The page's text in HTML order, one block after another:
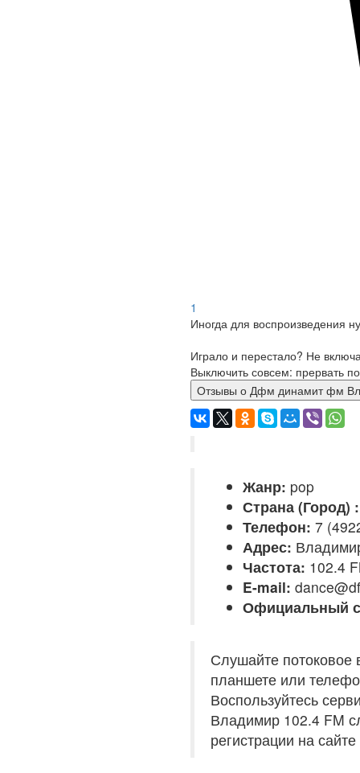
1
Иногда для воспроизведения
Играло и перестало? Не
Выключить совсем: прервать
Отзывы о Дфм динамит
Жанр: pop
Страна (Город) :
Телефон: 7
Адрес:
Частота: 102.4
E-mail:
Официальный
Слушайте
планшете или
Воспользуйтесь
Владимир 102.4 FM
регистрации на